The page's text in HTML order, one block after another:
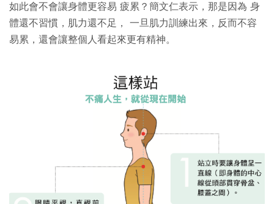
如此會不會讓身體更容易 疲累？簡文仁表示，那是因為 身
體還不習慣，肌力還不足， 一旦肌力訓練出來，反而不容
易累，還會讓整個人看起來更有精神。